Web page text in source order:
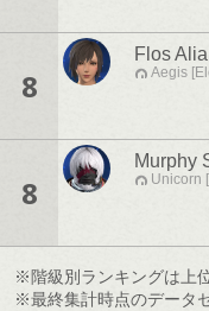
8
Flos Alia
Aegis
8
Murphy
Unicorn
※階級別ランキングは上
※最終集計時点のデータ